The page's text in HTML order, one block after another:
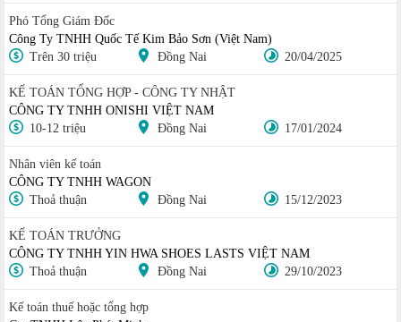
Phó Tổng Giám Đốc
Công Ty TNHH Quốc Tế Kim Bảo Sơn (Việt Nam)
Trên 30 triệu
Đồng Nai 20/04/2025
KẾ TOÁN TỔNG HỢP - CÔNG TY NHẬT
CÔNG TY TNHH ONISHI VIỆT NAM
10-12 triệu
Đồng Nai 17/01/2024
Nhân viên kế toán
CÔNG TY TNHH WAGON
Thoả thuận
Đồng Nai 15/12/2023
KẾ TOÁN TRƯỞNG
CÔNG TY TNHH YIN HWA SHOES LASTS VIỆT NAM
Thoả thuận
Đồng Nai 29/10/2023
Kế toán thuế hoặc tổng hợp